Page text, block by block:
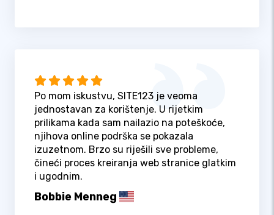
Po mom iskustvu, SITE123 je veoma
jednostavan za korištenje. U rijetkim
prilikama kada sam nailazio na poteškoće,
njihova online podrška se pokazala
izuzetnom. Brzo su riješili sve probleme,
čineći proces kreiranja web stranice glatkim
i ugodnim.
Bobbie Menneg